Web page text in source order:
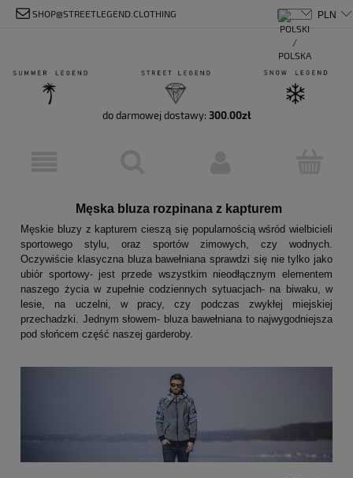
SHOP@STREETLEGEND.CLOTHING
do darmowej dostawy: 300.00zł
Męska bluza rozpinana z kapturem
Męskie bluzy z kapturem cieszą się popularnością wśród wielbicieli
sportowego stylu, oraz sportów zimowych, czy wodnych.
Oczywiście klasyczna bluza bawełniana sprawdzi się nie tylko jako
ubiór sportowy- jest przede wszystkim nieodłącznym elementem
naszego życia w zupełnie codziennych sytuacjach- na biwaku, w
lesie, na uczelni, w pracy, czy podczas zwykłej miejskiej
przechadzki. Jednym słowem- bluza bawełniana to najwygodniejsza
pod słońcem część naszej garderoby.